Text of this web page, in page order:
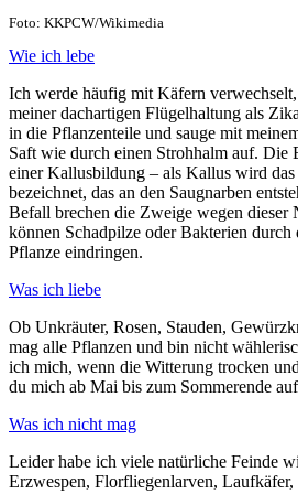
Foto: KKPCW/Wikimedia
Wie ich lebe
Ich werde häufig mit Käfern
meiner dachartigen Flügelhaltung als
in die Pflanzenteile und sauge mit
Saft wie durch einen Strohhalm auf. Die
einer Kallusbildung – als Kallus wird
bezeichnet, das an den Saugnarben
Befall brechen die Zweige wegen dieser
können Schadpilze oder Bakterien
Pflanze eindringen.
Was ich liebe
Ob Unkräuter, Rosen, Stauden,
mag alle Pflanzen und bin nicht
ich mich, wenn die Witterung trocken
du mich ab Mai bis zum Sommerende
Was ich nicht mag
Leider habe ich viele natürliche Feinde
Erzwespen, Florfliegenlarven, Laufkäfer,